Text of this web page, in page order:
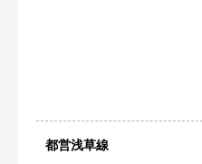
都営浅草線